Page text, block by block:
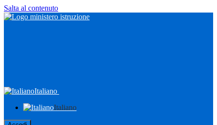
Salta al contenuto
Italiano
Italiano